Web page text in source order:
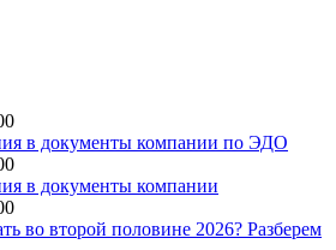
в документы компании по ЭДО
в документы компании
во второй половине 2026? Разберем